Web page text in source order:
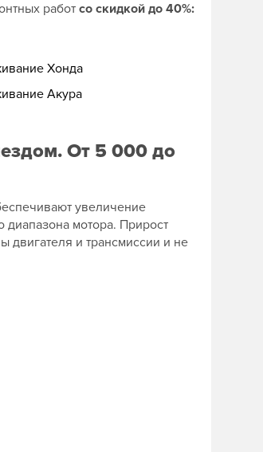
работ со скидкой до 40%:
Хонда
Акура
От 5 000 до
увеличение
мотора. Прирост
двигателя и трансмиссии и не